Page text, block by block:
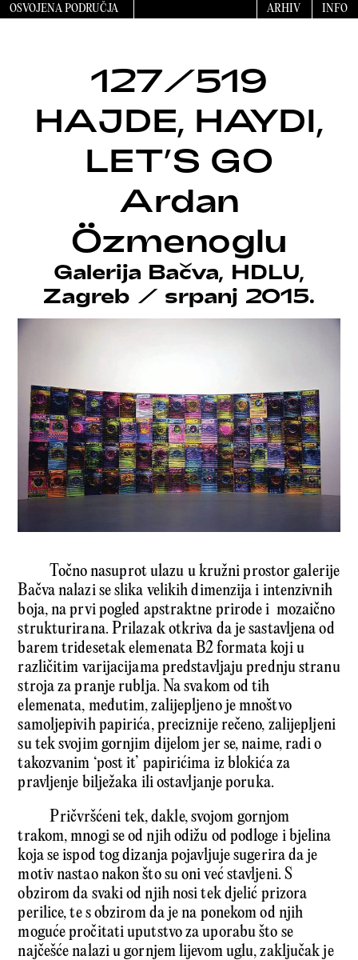
OSVOJENA PODRUČJA ARHIV INFO
127/519
HAJDE, HAYDI,
LET’S GO
Ardan
Özmenoglu
Galerija Bačva, HDLU,
Zagreb / srpanj 2015.
Točno nasuprot ulazu u kružni prostor galerije
Bačva nalazi se slika velikih dimenzija i intenzivnih
boja, na prvi pogled apstraktne prirode i mozaično
strukturirana. Prilazak otkriva da je sastavljena od
barem tridesetak elemenata B2 formata koji u
različitim varijacijama predstavljaju prednju stranu
stroja za pranje rublja. Na svakom od tih
elemenata, međutim, zalijepljeno je mnoštvo
samoljepivih papirića, preciznije rečeno, zalijepljeni
su tek svojim gornjim dijelom jer se, naime, radi o
takozvanim ‘post it’ papirićima iz blokića za
pravljenje bilježaka ili ostavljanje poruka.
Pričvršćeni tek, dakle, svojom gornjom
trakom, mnogi se od njih odižu od podloge i bjelina
koja se ispod tog dizanja pojavljuje sugerira da je
motiv nastao nakon što su oni već stavljeni. S
obzirom da svaki od njih nosi tek djelić prizora
perilice, te s obzirom da je na ponekom od njih
moguće pročitati uputstvo za uporabu što se
najčešće nalazi u gornjem lijevom uglu, zaključak je